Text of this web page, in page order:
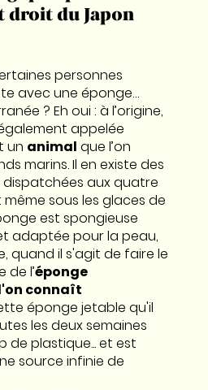
du Japon
personnes
avec une éponge…
? Eh oui : à l’origine,
appelée
un animal que l’on
marins. Il en existe des
dispatchées aux quatre
sous les glaces de
est spongieuse
adaptée pour la peau,
quand il s'agit de faire le
de l’éponge
connaît
éponge jetable qu'il
les deux semaines
plastique... et est
source infinie de